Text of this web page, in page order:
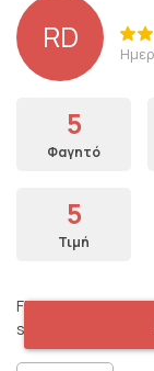
RD
5
Φαγητό
5
Τιμή
Fifth time in
service were